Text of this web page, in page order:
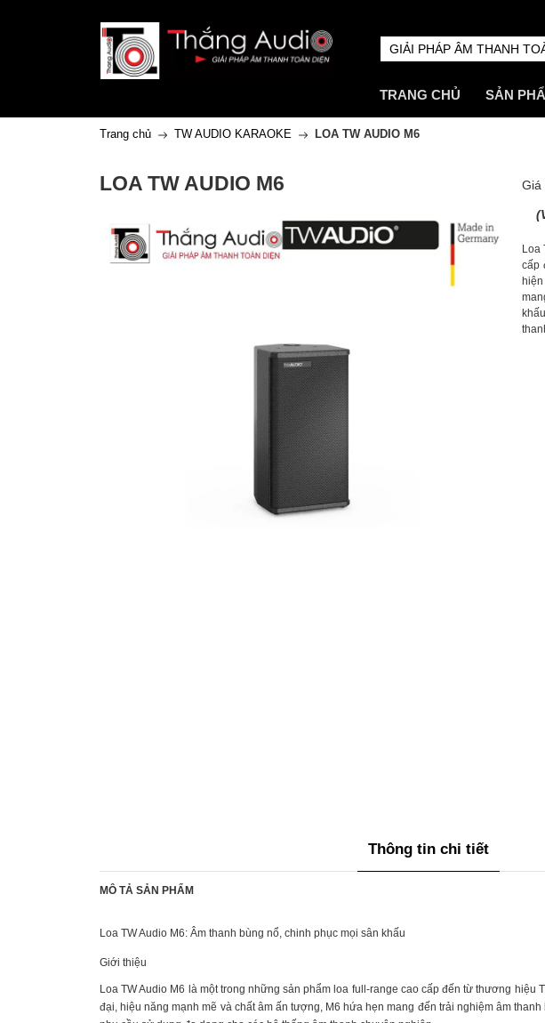
TRANG CHỦ SẢN
Trang chủ TW AUDIO KARAOKE LOA TW AUDIO M6
LOA TW AUDIO M6 Giá
Loa
cấp
Thông tin chi tiết
MÔ TẢ SẢN PHẨM
Loa TW Audio M6: Âm thanh bùng nổ, chinh phục mọi sân khấu
Giới thiệu
Loa TW Audio M6 là một trong những sản phẩm loa full-range cao cấp đến từ thương hiệu
đại, hiệu năng mạnh mẽ và chất âm ấn tượng, M6 hứa hẹn mang đến trải nghiệm âm